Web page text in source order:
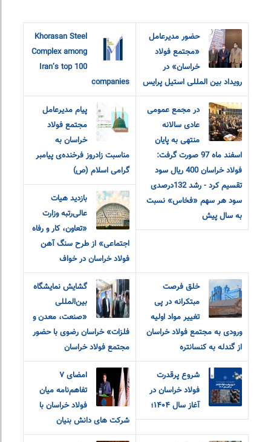
حضور مدیرعامل
«مجتمع فولاد
خراسان» در
رویداد بین المللی استیل پرایس
Khorasan Steel
Complex among
Iran’s top 100
companies
در مجمع عمومی
عادی سالانه
منتهی به پایان
اسفند ماه 97 صورت گرفت:
فولاد خراسان 400 ریال سود
تقسیم کرد - رشد 132درصدی
سود هر سهم «فخاس» نسبت
به سال پیش
پیام مدیرعامل
مجتمع فولاد
خراسان به
مناسبت زادروز فرخنده‌ی پیامبر
گرامی اسلام (ص)
بازدید هیات
عالی‌رتبه وزارت
«تعاون، کار و رفاه
اجتماعی» از طرح سنگ آهن
فولاد خراسان در خواف
خلق فرصت
مبتکرانه در پی
تغییر مواد اولیه
ورودی به مجتمع فولاد خراسان
از گندله به کنسانتره
گشایش نمایشگاه
بین‌المللی
«صنعت، معدن و
فلزات» خراسان رضوی با حضور
مجتمع فولاد خراسان
شروع پرقدرت
فولاد خراسان در
آغاز سال ۱۴۰۴؛
امضای ۷
تفاهم‌نامه میان
فولاد خراسان با
شرکت های دانش بنیان